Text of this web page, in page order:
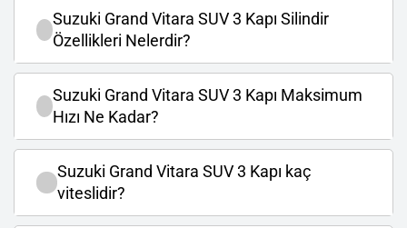
Suzuki Grand Vitara SUV 3 Kapı Silindir
Özellikleri Nelerdir?
Suzuki Grand Vitara SUV 3 Kapı Maksimum
Hızı Ne Kadar?
Suzuki Grand Vitara SUV 3 Kapı kaç
viteslidir?